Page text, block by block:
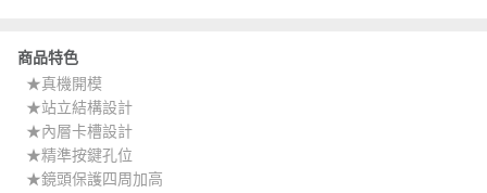
商品特色
★真機開模
★站立結構設計
★內層卡槽設計
★精準按鍵孔位
★鏡頭保護四周加高